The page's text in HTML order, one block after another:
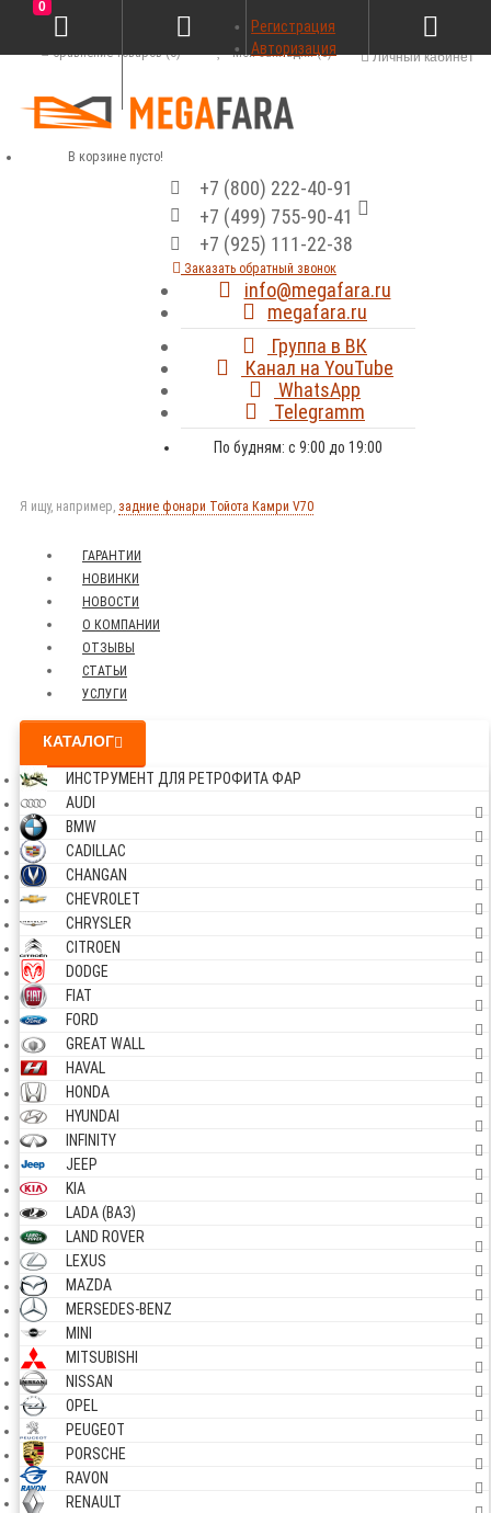
Личный кабинет
Мои закладки (0)
Сравнение товаров (0)
+7 (800) 222-40-91
+7 (499) 755-90-41
+7 (925) 111-22-38
Заказать обратный звонок
info@megafara.ru
megafara.ru
Группа в ВК
Канал на YouTube
WhatsApp
Telegramm
По будням: с 9:00 до 19:00
Я ищу, например, задние фонари Тойота Камри V70
Регистрация
Авторизация
0
В корзине пусто!
ГАРАНТИИ
НОВИНКИ
НОВОСТИ
О КОМПАНИИ
ОТЗЫВЫ
СТАТЬИ
УСЛУГИ
КАТАЛОГ
ИНСТРУМЕНТ ДЛЯ РЕТРОФИТА ФАР
AUDI
BMW
CADILLAC
CHANGAN
CHEVROLET
CHRYSLER
CITROEN
DODGE
FIAT
FORD
GREAT WALL
HAVAL
HONDA
HYUNDAI
INFINITY
JEEP
KIA
LADA (ВАЗ)
LAND ROVER
LEXUS
MAZDA
MERSEDES-BENZ
MINI
MITSUBISHI
NISSAN
OPEL
PEUGEOT
PORSCHE
RAVON
RENAULT